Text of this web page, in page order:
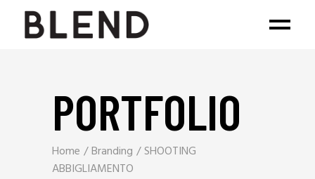
PORTFOLIO
Home Branding
SHOOTING
ABBIGLIAMENTO